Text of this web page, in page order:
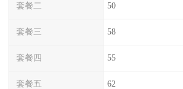
套餐二 50
套餐三 58
套餐四 55
套餐五 62